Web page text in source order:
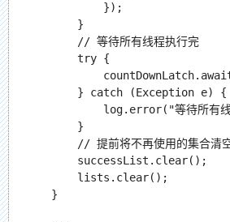
            });
        }
        // 等待所有线程执行完
        try {
        } catch (Exception e) {
log.error("等待所有
        }
// 提前将不再使用的集合清
        successList.clear();
        lists.clear();
    }